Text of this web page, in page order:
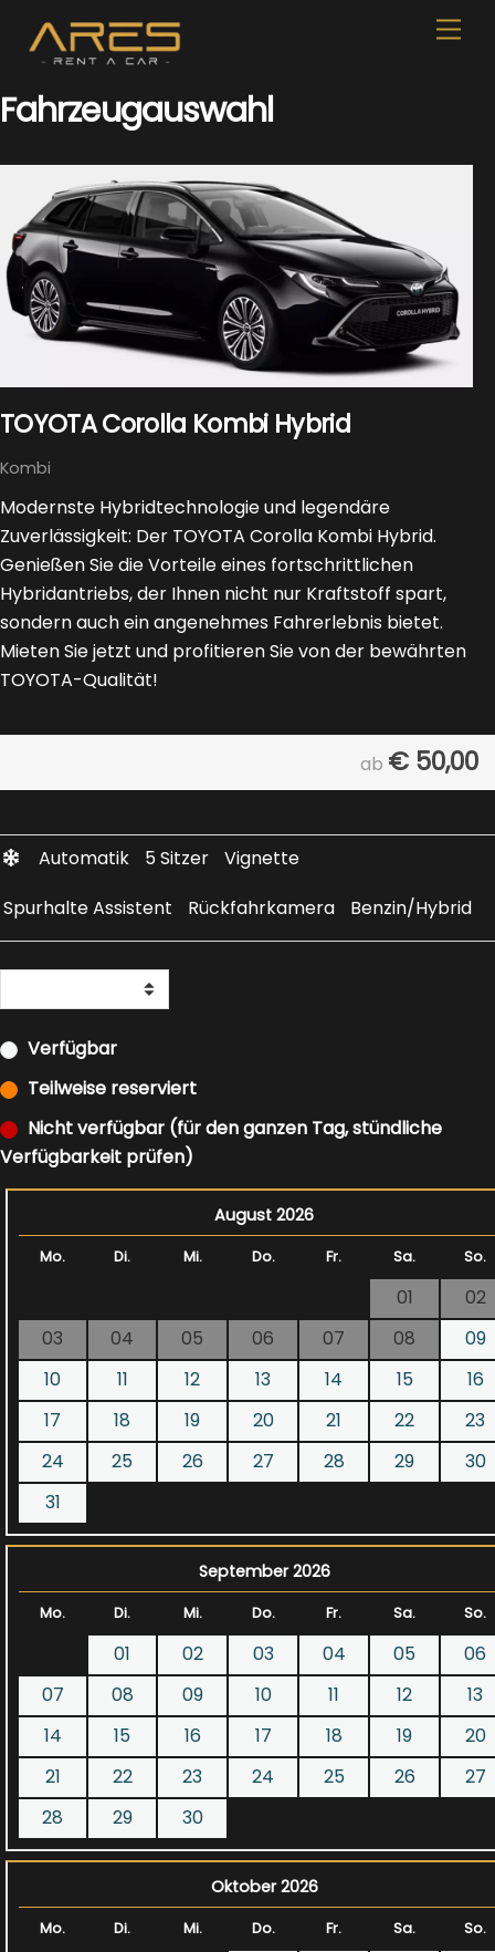
content
Fahrzeugauswahl
TOYOTA Corolla Kombi Hybrid
Kombi
Modernste Hybridtechnologie und legendäre
Zuverlässigkeit: Der TOYOTA Corolla Kombi Hybrid.
Genießen Sie die Vorteile eines fortschrittlichen
Hybridantriebs, der Ihnen nicht nur Kraftstoff spart,
sondern auch ein angenehmes Fahrerlebnis bietet.
Mieten Sie jetzt und profitieren Sie von der bewährten
TOYOTA-Qualität!
ab € 50,00
Automatik 5 Sitzer
Vignette
Spurhalte Assistent
Rückfahrkamera Benzin/Hybrid
Verfügbar
Teilweise reserviert
Nicht verfügbar (für den ganzen Tag, stündliche
Verfügbarkeit prüfen)
August 2026
Mo. Di. Mi. Do. Fr. Sa. So.
01
02
03
04 05 06 07 08
09
10
11 12 13 14 15
16
17
18 19 20 21 22
23
24
25 26 27 28 29
30
31
September 2026
Mo. Di. Mi. Do. Fr. Sa. So.
01 02 03 04 05
06
07
08 09 10 11 12
13
14
15 16 17 18 19
20
21
22 23 24 25 26
27
28
29 30
Oktober 2026
Mo. Di. Mi. Do. Fr. Sa. So.